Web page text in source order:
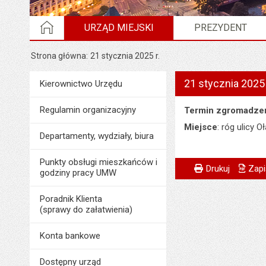
STRONA GŁÓWNA
URZĄD MIEJSKI PREZYDENT
Strona główna 21 stycznia 2025 r.
MenuUrząd Miejski
Kierownictwo Urzędu
Regulamin organizacyjny
Departamenty, wydziały, biura
Punkty obsługi mieszkańców i
godziny pracy UMW
Poradnik Klienta
(sprawy do załatwienia)
Konta bankowe
Dostępny urząd
21 stycznia 2025
Termin
Miejsce: róg ulicy
Metryczka
Odpowiedzialny
Powiadom
Drukuj